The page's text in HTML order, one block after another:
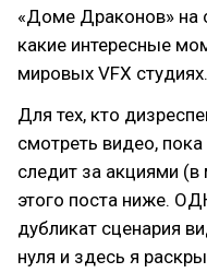
«Доме Драконов» на
какие интересные
мировых VFX студиях.
Для тех, кто
смотреть видео,
следит за акциями (в
этого поста ниже.
дубликат сценария
нуля и здесь я